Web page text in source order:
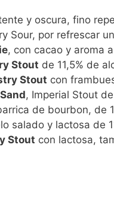
y oscura, fino
Sour, por refrescar
, con cacao y aroma
Stout de 11,5% de
Stout con
, Imperial Stout
de bourbon, de
salado y lactosa de
Stout con lactosa,